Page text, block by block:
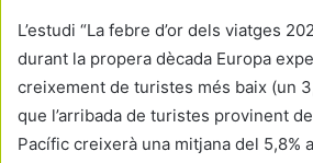
L’estudi “La febre d’or dels viatges
durant la propera dècada Europa
creixement de turistes més baix (un
que l’arribada de turistes provinent
Pacífic creixerà una mitjana del 5,8%